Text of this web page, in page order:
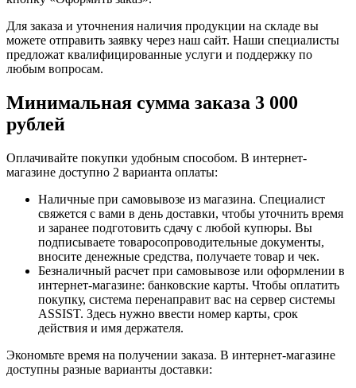
Для заказа и уточнения наличия продукции на складе вы
можете отправить заявку через наш сайт. Наши специалисты
предложат квалифицированные услуги и поддержку по
любым вопросам.
Минимальная сумма заказа 3 000
рублей
Оплачивайте покупки удобным способом. В интернет-
магазине доступно 2 варианта оплаты:
Наличные при самовывозе из магазина. Специалист
свяжется с вами в день доставки, чтобы уточнить время
и заранее подготовить сдачу с любой купюры. Вы
подписываете товаросопроводительные документы,
вносите денежные средства, получаете товар и чек.
Безналичный расчет при самовывозе или оформлении в
интернет-магазине: банковские карты. Чтобы оплатить
покупку, система перенаправит вас на сервер системы
ASSIST. Здесь нужно ввести номер карты, срок
действия и имя держателя.
Экономьте время на получении заказа. В интернет-магазине
доступны разные варианты доставки: